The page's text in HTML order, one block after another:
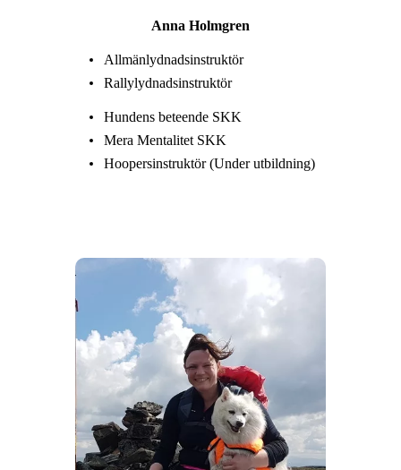
Anna Holmgren
Allmänlydnadsinstruktör
Rallylydnadsinstruktör
Hundens beteende SKK
Mera Mentalitet SKK
Hoopersinstruktör (Under utbildning)